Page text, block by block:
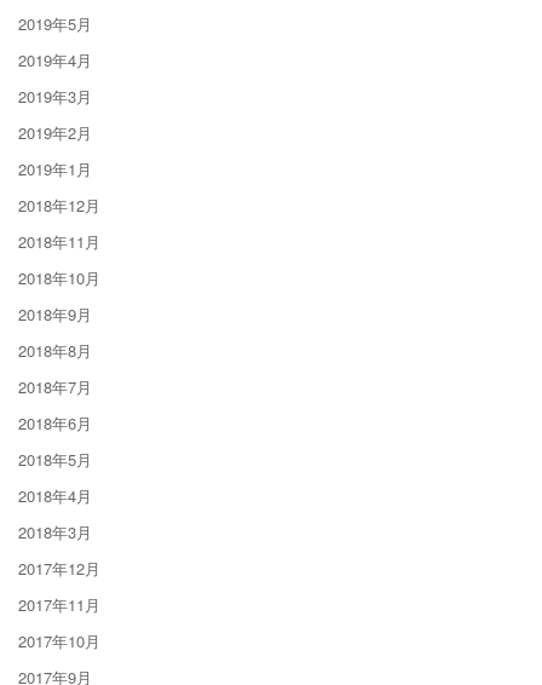
2019年5月
2019年4月
2019年3月
2019年2月
2019年1月
2018年12月
2018年11月
2018年10月
2018年9月
2018年8月
2018年7月
2018年6月
2018年5月
2018年4月
2018年3月
2017年12月
2017年11月
2017年10月
2017年9月